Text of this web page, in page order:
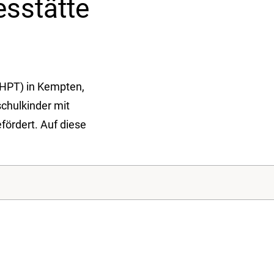
in Kempten,
mit
Auf diese